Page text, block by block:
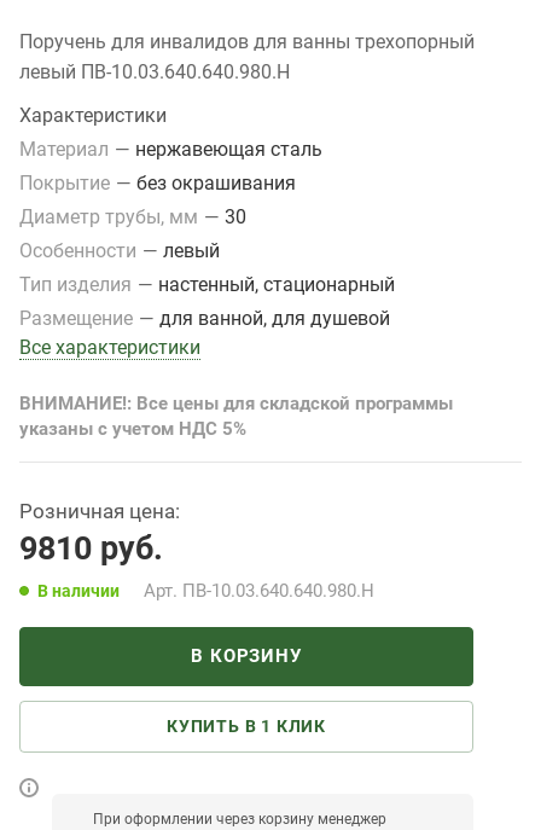
Поручень для инвалидов для ванны трехопорный
левый ПВ-10.03.640.640.980.Н
Характеристики
Материал — нержавеющая сталь
Покрытие — без окрашивания
Диаметр трубы, мм — 30
Особенности — левый
Тип изделия — настенный, стационарный
Размещение — для ванной, для душевой
Все характеристики
ВНИМАНИЕ!: Все цены для складской программы
указаны с учетом НДС 5%
Розничная цена:
9810 руб.
В наличии Арт. ПВ-10.03.640.640.980.Н
В КОРЗИНУ
КУПИТЬ В 1 КЛИК
При оформлении через корзину менеджер